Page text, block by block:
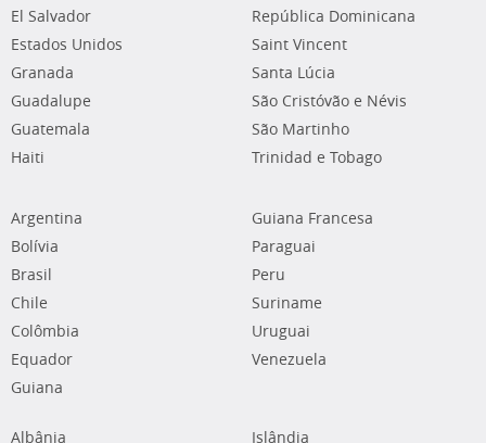
El Salvador
Estados Unidos
Granada
Guadalupe
Guatemala
Haiti
República Dominicana
Saint Vincent
Santa Lúcia
São Cristóvão e Névis
São Martinho
Trinidad e Tobago
Argentina
Bolívia
Brasil
Chile
Colômbia
Equador
Guiana
Guiana Francesa
Paraguai
Peru
Suriname
Uruguai
Venezuela
Albânia
Islândia